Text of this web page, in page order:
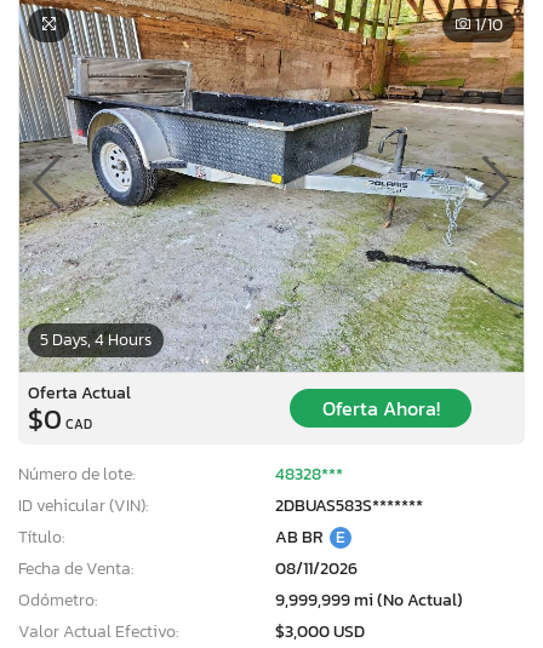
5 Days, 4 Hours
1/10
Oferta Actual
$0 CAD
Oferta Ahora!
Número de lote:
48328***
ID vehicular (VIN):
2DBUAS583S*******
Título:
AB BR E
Fecha de Venta:
08/11/2026
Odómetro:
9,999,999 mi (No Actual)
Valor Actual Efectivo:
$3,000 USD